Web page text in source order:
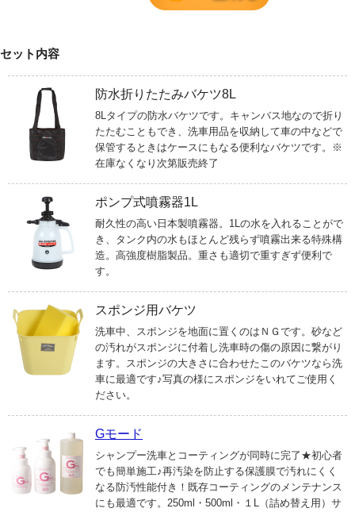
セット内容
防水折りたたみバケツ8L
8Lタイプの防水バケツです。キャンバス地なので折り
たたむこともでき、洗車用品を収納して車の中などで
保管するときはケースにもなる便利なバケツです。※
在庫なくなり次第販売終了
ポンプ式噴霧器1L
耐久性の高い日本製噴霧器。1Lの水を入れることがで
き、タンク内の水もほとんど残らず噴霧出来る特殊構
造。高強度樹脂製品。重さも適切で重すぎず便利で
す。
スポンジ用バケツ
洗車中、スポンジを地面に置くのはＮＧです。砂など
の汚れがスポンジに付着し洗車時の傷の原因に繋がり
ます。スポンジの大きさに合わせたこのバケツなら洗
車に最適です♪写真の様にスポンジをいれてご使用く
ださい。
Gモード
シャンプー洗車とコーティングが同時に完了★初心者
でも簡単施工♪再汚染を防止する保護膜で汚れにくく
なる防汚性能付き！既存コーティングのメンテナンス
にも最適です。250ml・500ml・１L（詰め替え用）サ